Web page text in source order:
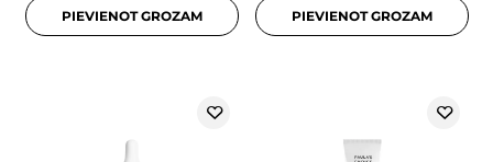
PIEVIENOT GROZAM PIEVIENOT GROZAM